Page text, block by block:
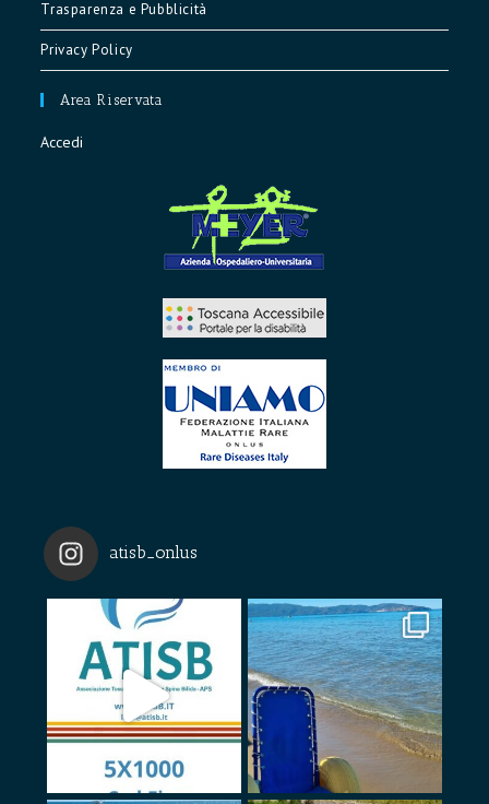
tab
tab
Trasparenza e Pubblicità
Privacy Policy
Area Riservata
Accedi
atisb_onlus